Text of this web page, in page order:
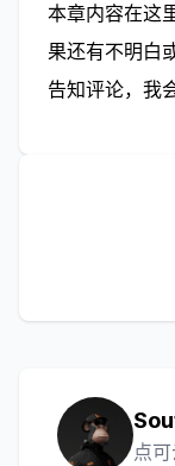
本章内容在这
果还有不明白
告知评论，我
点